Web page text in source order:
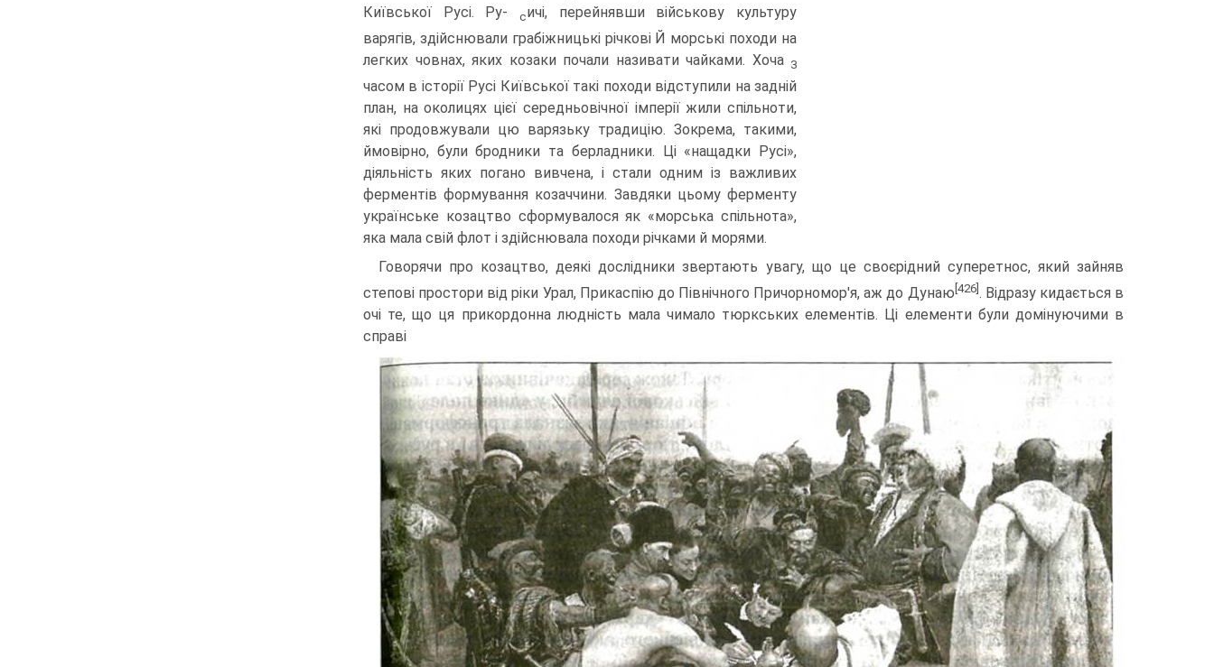
Київської Русі. Py-
сичі, перейнявши військову культуру
варягів, здійснювали грабіжницькі річко­ві Й морські походи на
легких човнах, яких козаки почали називати чайками. Хоча 3
часом в історії Русі Київської такі походи відступили на задній
план, на околицях цієї середньовічної імперії жили спільноти,
які продовжували цю варязьку тради­цію. Зокрема, такими,
ймовірно, були бродники та берладники. Ці «нащадки Русі»,
діяльність яких погано вивчена, і стали одним із важливих
ферментів формування козаччини. Завдяки цьому ферменту
українське козацтво сформувалося як «мор­ська спільнота»,
яка мала свій флот і здійснювала походи річками й морями.
Говорячи про козацтво, деякі дослідники звертають увагу, що це своєрідний суперетнос, який зайняв
степові простори від ріки Урал, Прикаспію до Північного Причорномор'я, аж до Дунаю [426] . Відразу кидається в
очі те, що ця прикордонна люд­ність мала чимало тюркських елементів. Ці елементи були домінуючими в
справі